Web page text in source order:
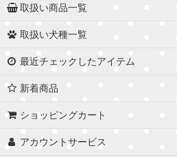
取扱い商品一覧
取扱い犬種一覧
最近チェックしたアイテム
新着商品
ショッピングカート
アカウントサービス